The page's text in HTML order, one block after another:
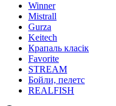
Winner
Mistrall
Gurza
Keitech
Крапаль класік
Favorite
STREAM
Бойли, пелетс
REALFISH